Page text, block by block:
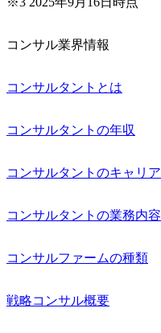
コンサル業界情報
コンサルタントとは
コンサルタントの年収
コンサルタントのキャリア
コンサルタントの業務内容
コンサルファームの種類
戦略コンサル概要